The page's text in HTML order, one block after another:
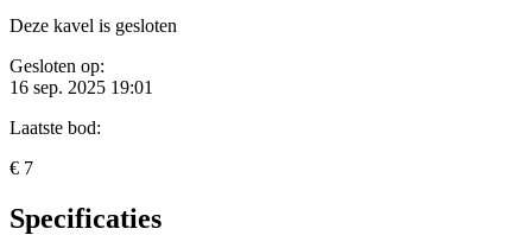
Deze kavel is gesloten
Gesloten op:
16 sep. 2025 19:01
Laatste bod:
€ 7
Specificaties